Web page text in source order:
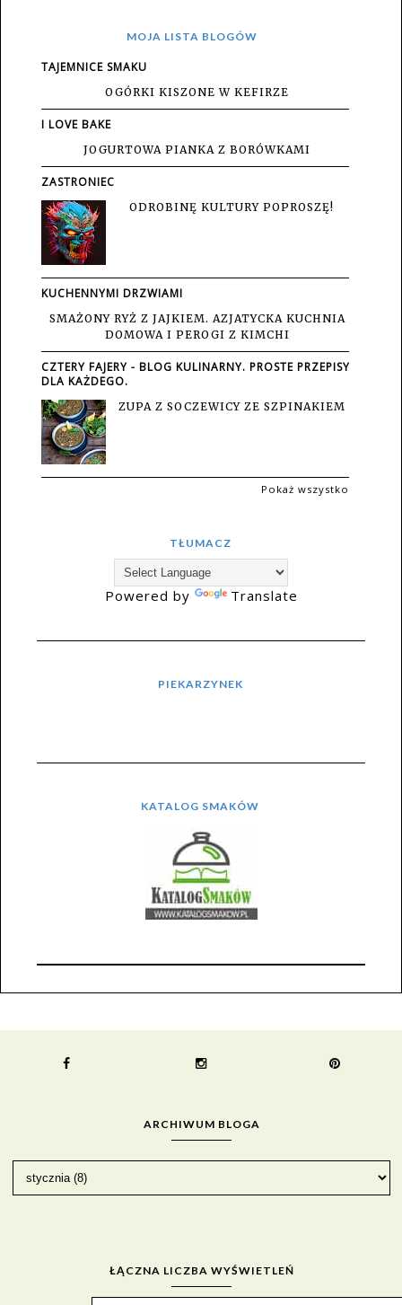
MOJA LISTA BLOGÓW
TAJEMNICE SMAKU
OGÓRKI KISZONE W KEFIRZE
I LOVE BAKE
JOGURTOWA PIANKA Z BORÓWKAMI
ZASTRONIEC
ODROBINĘ KULTURY POPROSZĘ!
KUCHENNYMI DRZWIAMI
SMAŻONY RYŻ Z JAJKIEM. AZJATYCKA KUCHNIA
DOMOWA I PEROGI Z KIMCHI
CZTERY FAJERY - BLOG KULINARNY. PROSTE PRZEPISY
DLA KAŻDEGO.
ZUPA Z SOCZEWICY ZE SZPINAKIEM
Pokaż wszystko
TŁUMACZ
Powered by Translate
PIEKARZYNEK
KATALOG SMAKÓW
ARCHIWUM BLOGA
ŁĄCZNA LICZBA WYŚWIETLEŃ